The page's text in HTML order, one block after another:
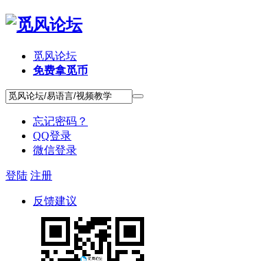
觅风论坛
免费拿觅币
忘记密码？
QQ登录
微信登录
登陆 注册
反馈建议